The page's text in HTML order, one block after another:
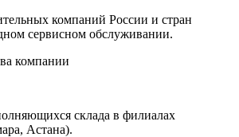
компаний России и стран
сервисном обслуживании.
склада в филиалах
Астана).